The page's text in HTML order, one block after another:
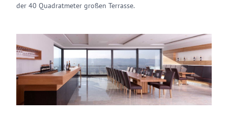
der 40 Quadratmeter großen Terrasse.